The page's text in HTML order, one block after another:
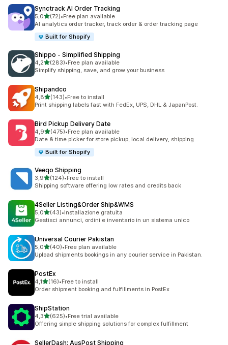
Synctrack AI Order Tracking
5,0stelle su 5
(72)
72 recensioni totali
•Free plan available
AI analytics order tracker, track order & order tracking page
Built for Shopify
Shippo ‑ Simplified Shipping
4,2stelle su 5
(283)
283 recensioni totali
•Free plan available
Simplify shipping, save, and grow your business
Shipandco
4,8stelle su 5
(143)
143 recensioni totali
•Free to install
Print shipping labels fast with FedEx, UPS, DHL & JapanPost.
Bird Pickup Delivery Date
4,9stelle su 5
(475)
475 recensioni totali
•Free plan available
Date & time picker for store pickup, local delivery, shipping
Built for Shopify
Veeqo Shipping
3,9stelle su 5
(124)
124 recensioni totali
•Free to install
Shipping software offering low rates and credits back
4Seller Listing&Order Ship&WMS
5,0stelle su 5
(43)
43 recensioni totali
•Installazione gratuita
Gestisci annunci, ordini e inventario in un sistema unico
Universal Courier Pakistan
5,0stelle su 5
(40)
40 recensioni totali
•Free plan available
Upload shipments bookings in any courier service in Pakistan.
PostEx
4,1stelle su 5
(16)
16 recensioni totali
•Free to install
Order shipment booking and fulfillments in PostEx
ShipStation
4,3stelle su 5
(625)
625 recensioni totali
•Free trial available
Offering simple shipping solutions for complex fulfillment
SellerDash: AusPost Shipping